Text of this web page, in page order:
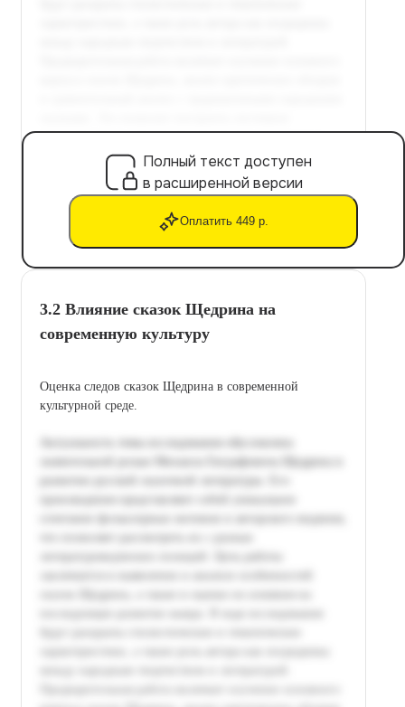
Полный текст доступен
в расширенной версии
Оплатить 449 р.
3.2 Влияние сказок Щедрина на
современную культуру
Оценка следов сказок Щедрина в современной
культурной среде.